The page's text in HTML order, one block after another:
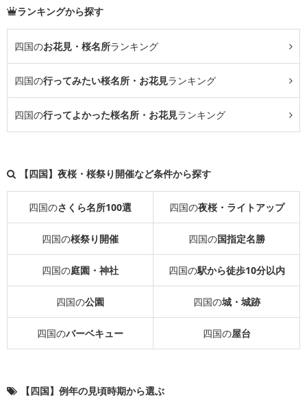
ランキングから探す
四国のお花見・桜名所ランキング
四国の行ってみたい桜名所・お花見ランキング
四国の行ってよかった桜名所・お花見ランキング
【四国】夜桜・桜祭り開催など条件から探す
四国のさくら名所100選 四国の夜桜・ライトアップ
四国の桜祭り開催 四国の国指定名勝
四国の庭園・神社 四国の駅から徒歩10分以内
四国の公園 四国の城・城跡
四国のバーベキュー 四国の屋台
【四国】例年の見頃時期から選ぶ